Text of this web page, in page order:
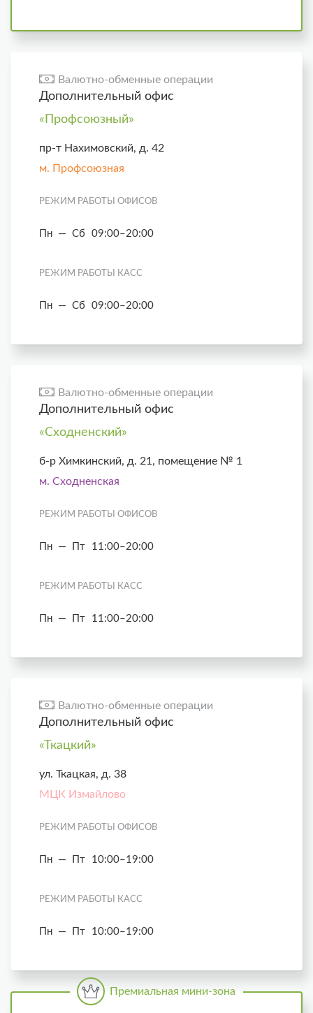
Валютно-обменные операции
Дополнительный офис
«Профсоюзный»
пр-т Нахимовский, д. 42
м. Профсоюзная
РЕЖИМ РАБОТЫ ОФИСОВ
Пн — Сб 09:00–20:00
РЕЖИМ РАБОТЫ КАСС
Пн — Сб 09:00–20:00
Валютно-обменные операции
Дополнительный офис
«Сходненский»
б-р Химкинский, д. 21, помещение № 1
м. Сходненская
РЕЖИМ РАБОТЫ ОФИСОВ
Пн — Пт 11:00–20:00
РЕЖИМ РАБОТЫ КАСС
Пн — Пт 11:00–20:00
Валютно-обменные операции
Дополнительный офис
«Ткацкий»
ул. Ткацкая, д. 38
МЦК Измайлово
РЕЖИМ РАБОТЫ ОФИСОВ
Пн — Пт 10:00–19:00
РЕЖИМ РАБОТЫ КАСС
Пн — Пт 10:00–19:00
Премиальная мини-зона